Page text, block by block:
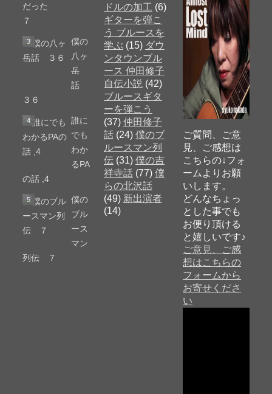
だった
７
僕の
八ヶ
岳
話
３６
誰に
でも
わか
るPA
の話 ,4
僕の
ブル
ース
マン
列伝 ７
ドルの加工 (6)
ギターを弾こ
う ブルースを
学ぶ (15) ダウ
ンタウンブル
ース 仲田修子
自伝小説 (42)
ブルースギタ
ーを弾こう
(37) 仲田修子
話(24) 僕のブ
ルースマン列
伝(31) 僕の吉
祥寺話(77) 僕
らの北沢話
(49) 新出演者
(14)
ご質問、ご意
見、ご感想は
こちらの↓フォ
ームよりお願
いします。
どんなちょっ
とした事でも
お便り頂ける
と嬉しいです♪
ご意見、ご感
想はこちらの
フォームから
お寄せくださ
い